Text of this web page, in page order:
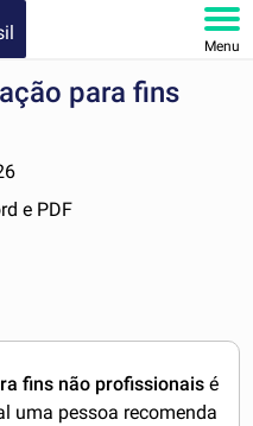
Menu
para fins
e PDF
fins não profissionais é
uma pessoa recomenda